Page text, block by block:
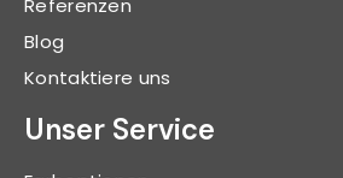
Referenzen
Blog
Kontaktiere uns
Unser Service